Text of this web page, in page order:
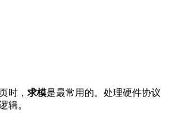
时， 求模是最常用的。处理硬件协议
辑。